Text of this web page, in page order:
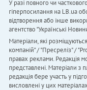
У разі повного чи
гіперпосилання на LB.ua
відтворення або інше
агентство "Українськi
Матеріали, які
компаній" / "Пресреліз" /
правах реклами. Редакція
представлені. Матеріали
редакція бере участь у
висловлені у цих